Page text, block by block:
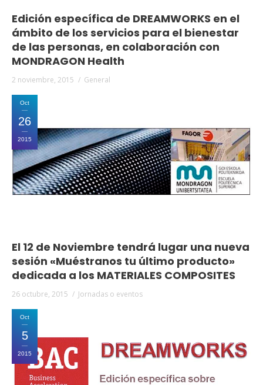
Edición específica de DREAMWORKS en el
ámbito de los servicios para el bienestar
de las personas, en colaboración con
MONDRAGON Health
2 noviembre, 2015 General
Oct
26
2015
El 12 de Noviembre tendrá lugar una nueva
sesión «Muéstranos tu último producto»
dedicada a los MATERIALES COMPOSITES
26 octubre, 2015 Jornadas o eventos
Oct
5
2015